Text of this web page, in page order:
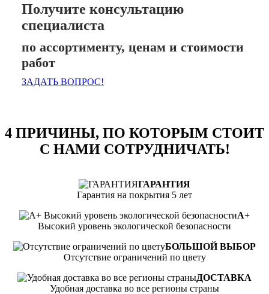
Получите консультацию
специалиста
по ассортименту, ценам и стоимости
работ
ЗАДАТЬ ВОПРОС!
4 ПРИЧИНЫ, ПО КОТОРЫМ СТОИТ
С НАМИ СОТРУДНИЧАТЬ!
ГАРАНТИЯ
Гарантия на покрытия 5 лет
А+
Высокий уровень экологической безопасности
БОЛЬШОЙ ВЫБОР
Отсутствие ограничений по цвету
ДОСТАВКА
Удобная доставка во все регионы страны